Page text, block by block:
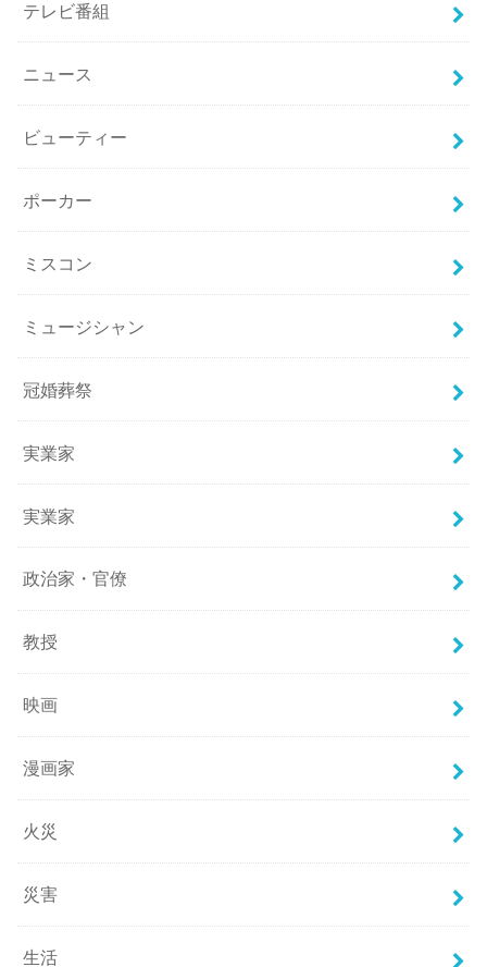
テレビ番組
ニュース
ビューティー
ポーカー
ミスコン
ミュージシャン
冠婚葬祭
実業家
実業家
政治家・官僚
教授
映画
漫画家
火災
災害
生活